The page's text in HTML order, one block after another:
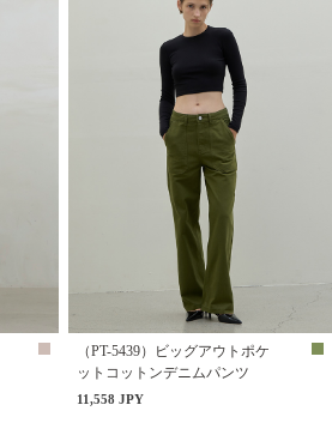
（PT-5439）ビッグアウトポケ
ットコットンデニムパンツ
11,558 JPY